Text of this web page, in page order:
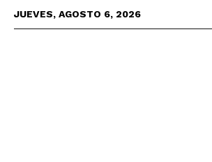
JUEVES, AGOSTO 6, 2026